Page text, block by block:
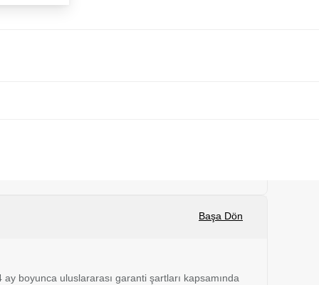
Başa Dön
ay boyunca uluslararası garanti şartları kapsamında